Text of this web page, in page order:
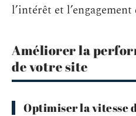
l’intérêt et
Améliorer la
de votre site
Optimiser la vitesse